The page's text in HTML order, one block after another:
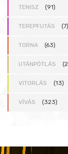
TENISZ (91)
TEREPFUTÁS (7)
TORNA (63)
UTÁNPÓTLÁS
VITORLÁS (13)
VÍVÁS (323)